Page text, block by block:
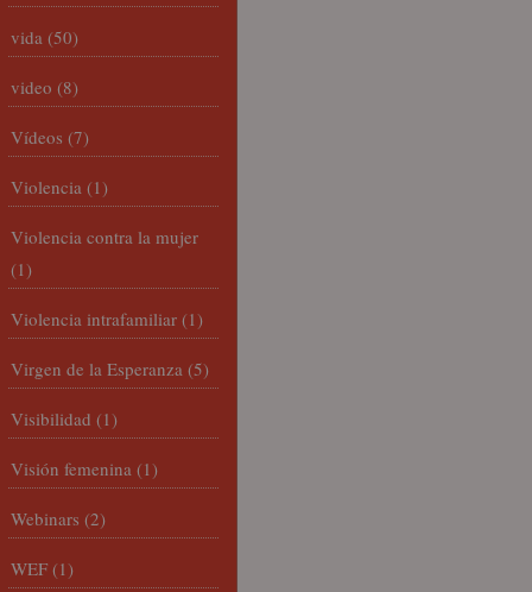
vida (50)
video (8)
Vídeos (7)
Violencia (1)
Violencia contra la mujer
(1)
Violencia intrafamiliar (1)
Virgen de la Esperanza (5)
Visibilidad (1)
Visión femenina (1)
Webinars (2)
WEF (1)